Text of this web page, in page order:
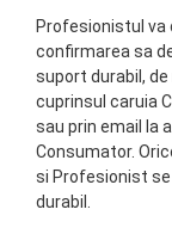
Profesionistul
confirmarea sa
suport durabil,
cuprinsul caruia
sau prin email la
Consumator.
si Profesionist
durabil.